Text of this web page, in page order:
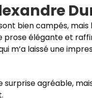
bien campés,
prose élégante et
m’a laissé une
surprise agréable,